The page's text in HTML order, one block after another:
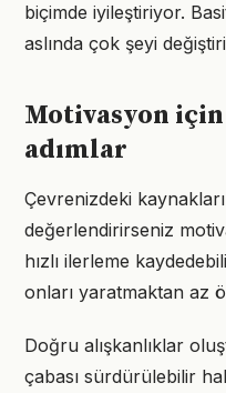
biçimde iyileştiriyor.
aslında çok şeyi
Motivasyon
adımlar
Çevrenizdeki
değerlendirirseniz
hızlı ilerleme
onları yaratmaktan az
Doğru alışkanlıklar
çabası sürdürülebilir